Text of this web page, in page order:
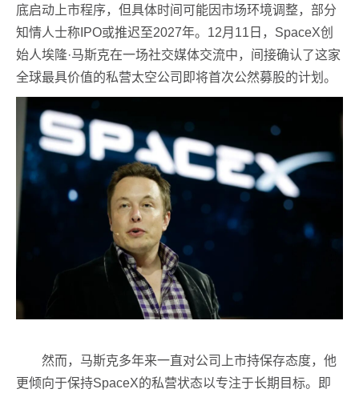
底启动上市程序，但具体时间可能因市场环境调整，部分
知情人士称IPO或推迟至2027年。12月11日，SpaceX创
始人埃隆·马斯克在一场社交媒体交流中，间接确认了这家
全球最具价值的私营太空公司即将首次公然募股的计划。
然而，马斯克多年来一直对公司上市持保存态度，他
更倾向于保持SpaceX的私营状态以专注于长期目标。即